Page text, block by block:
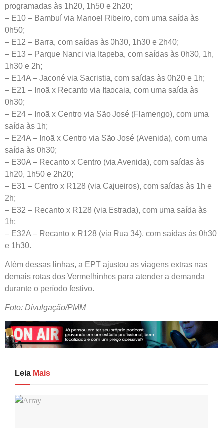
programadas às 1h20, 1h50 e 2h20;
– E10 – Bambuí via Manoel Ribeiro, com uma saída às
0h50;
– E12 – Barra, com saídas às 0h30, 1h30 e 2h40;
– E13 – Parque Nanci via Itapeba, com saídas às 0h30, 1h,
1h30 e 2h;
– E14A – Jaconé via Sacristia, com saídas às 0h20 e 1h;
– E21 – Inoã x Recanto via Itaocaia, com uma saída às
0h30;
– E24 – Inoã x Centro via São José (Flamengo), com uma
saída às 1h;
– E24A – Inoã x Centro via São José (Avenida), com uma
saída às 0h30;
– E30A – Recanto x Centro (via Avenida), com saídas às
1h20, 1h50 e 2h20;
– E31 – Centro x R128 (via Cajueiros), com saídas às 1h e
2h;
– E32 – Recanto x R128 (via Estrada), com uma saída às
1h;
– E32A – Recanto x R128 (via Rua 34), com saídas às 0h30
e 1h30.
Além dessas linhas, a EPT ajustou as viagens extras nas
demais rotas dos Vermelhinhos para atender a demanda
durante o período festivo.
Foto: Divulgação/PMM
Leia Mais